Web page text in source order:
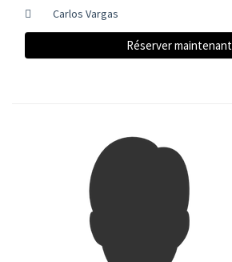
Carlos Vargas
Réserver maintenant